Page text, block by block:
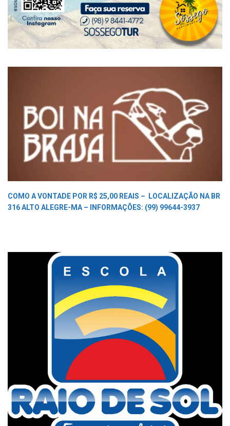
COMO A VONTADE POR R$ 25,00 REAIS –
LOCALIZAÇÃO NA BR
316 ALTO ALEGRE-MA –
INFORMAÇÕES: (99) 99644-3937